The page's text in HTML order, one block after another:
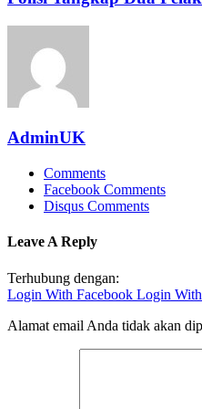
AdminUK
Comments
Facebook Comments
Disqus Comments
Leave A Reply
Terhubung dengan:
Login With Facebook Login
Alamat email Anda tidak akan